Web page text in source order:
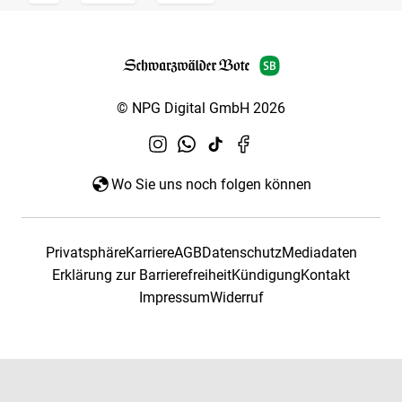
© NPG Digital GmbH 2026
Wo Sie uns noch folgen können
PrivatsphäreKarriereAGBDatenschutzMediadaten
Erklärung zur BarrierefreiheitKündigungKontakt
ImpressumWiderruf